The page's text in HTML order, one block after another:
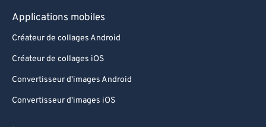
Applications mobiles
Créateur de collages Android
Créateur de collages iOS
Convertisseur d'images Android
Convertisseur d'images iOS